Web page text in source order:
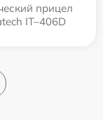
прицел
IT–406D